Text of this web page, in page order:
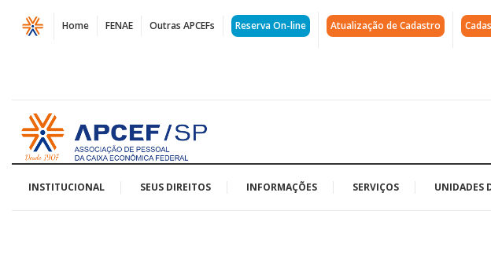
Página
Futsal
da
APCEF/SP
encerra
2019
Home FENAE Outras APCEFs Reserva On-line Atualização de Cadastro
Acessar
página
inicial
INSTITUCIONAL SEUS DIREITOS INFORMAÇÕES SERVIÇOS UNIDADES